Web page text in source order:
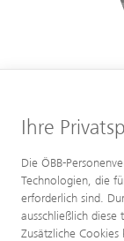
Ihre
Die ÖBB-
Technologien, die
erforderlich sind.
ausschließlich diese
Zusätzliche